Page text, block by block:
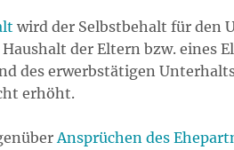
wird der Selbstbehalt für den
der Eltern bzw. eines
des erwerbstätigen
erhöht.
Ansprüchen des